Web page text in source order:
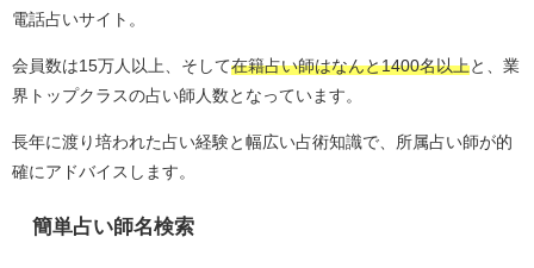
電話占いサイト。
会員数は15万人以上、そして在籍占い師はなんと1400名以上と、業
界トップクラスの占い師人数となっています。
長年に渡り培われた占い経験と幅広い占術知識で、所属占い師が的
確にアドバイスします。
簡単占い師名検索